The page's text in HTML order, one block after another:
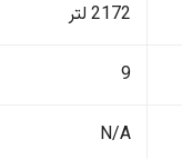
2172 لتر
9
N/A